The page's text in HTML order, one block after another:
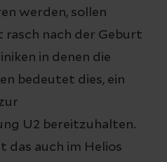
werden, sollen
rasch nach der Geburt
in denen die
bedeutet dies, ein
U2 bereitzuhalten.
das auch im Helios